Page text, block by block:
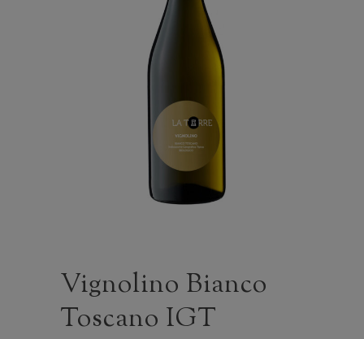
Vignolino Bianco
Toscano IGT